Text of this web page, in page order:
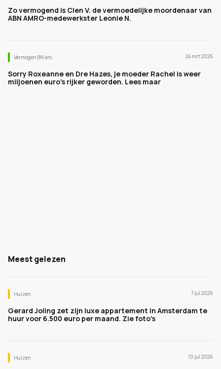
Zo vermogend is Clen V. de vermoedelijke moordenaar van
ABN AMRO-medewerkster Leonie N.
Vermogen BN’ers 24 mrt 2026
Sorry Roxeanne en Dre Hazes, je moeder Rachel is weer
miljoenen euro's rijker geworden. Lees maar
Meest gelezen
Huizen 7 jul 2026
Gerard Joling zet zijn luxe appartement in Amsterdam te
huur voor 6.500 euro per maand. Zie foto's
Huizen 10 jul 2026